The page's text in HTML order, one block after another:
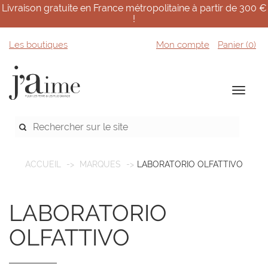
Livraison gratuite en France métropolitaine à partir de 300 €
!
Les boutiques Mon compte Panier (0)
ACCUEIL MARQUES LABORATORIO OLFATTIVO
LABORATORIO
OLFATTIVO